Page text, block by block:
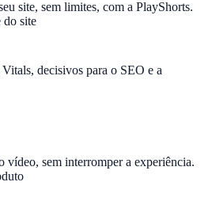
site, sem limites, com a PlayShorts.
do site
decisivos para o SEO e a
vídeo, sem interromper a experiência.